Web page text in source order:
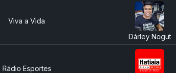
Viva a Vida
Dárley Nogut
Rádio Esportes